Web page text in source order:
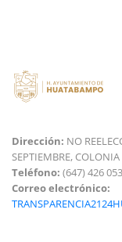
Dirección: NO
SEPTIEMBRE,
Teléfono: (647) 426
Correo electrónico: